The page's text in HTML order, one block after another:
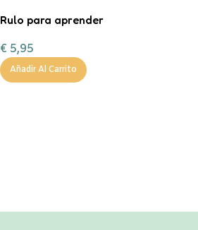
Rulo para aprender
€ 5,95
Añadir Al Carrito